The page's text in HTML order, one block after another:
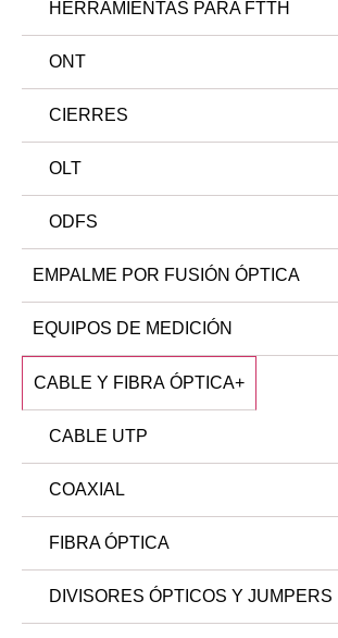
HERRAMIENTAS PARA FTTH
ONT
CIERRES
OLT
ODFS
EMPALME POR FUSIÓN ÓPTICA
EQUIPOS DE MEDICIÓN
CABLE Y FIBRA ÓPTICA+
CABLE UTP
COAXIAL
FIBRA ÓPTICA
DIVISORES ÓPTICOS Y JUMPERS